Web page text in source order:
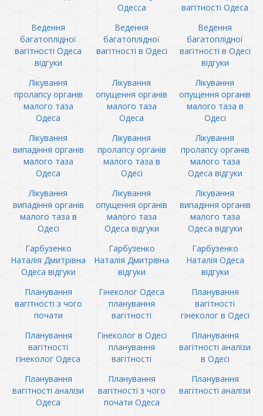
Одесса
вагітності Одеса
Ведення
багатоплідної
вагітності Одеса
відгуки
Ведення
багатоплідної
вагітності в Одесі
Ведення
багатоплідної
вагітності в Одесі
відгуки
Лікування
пролапсу органів
малого таза
Одеса
Лікування
опущення органів
малого таза
Одеса
Лікування
опущення органів
малого таза в
Одесі
Лікування
випадіння органів
малого таза
Одеса
Лікування
пролапсу органів
малого таза в
Одесі
Лікування
пролапсу органів
малого таза
Одеса відгуки
Лікування
випадіння органів
малого таза в
Одесі
Лікування
опущення органів
малого таза
Одеса відгуки
Лікування
випадіння органів
малого таза
Одеса відгуки
Гарбузенко
Наталія Дмитрівна
Одеса відгуки
Гарбузенко
Наталія Дмитрівна
відгуки
Гарбузенко
Наталія Одеса
відгуки
Планування
вагітності з чого
почати
Гінеколог Одеса
планування
вагітності
Планування
вагітності
гінеколог в Одесі
Планування
вагітності
гінеколог Одеса
Гінеколог в Одесі
планування
вагітності
Планування
вагітності аналізи
в Одесі
Планування
вагітності аналізи
Одеса
Планування
вагітності з чого
почати Одеса
Планування
вагітності аналізи